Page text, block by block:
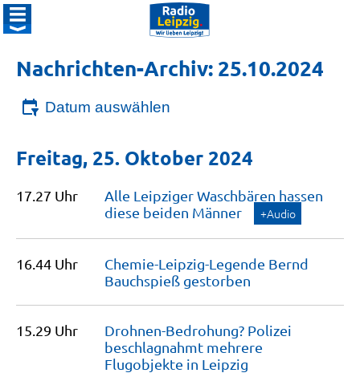
Nachrichten-Archiv: 25.10.2024
Datum auswählen
Freitag, 25. Oktober 2024
17.27 Uhr
Alle Leipziger Waschbären hassen
diese beiden Männer +Audio
16.44 Uhr
Chemie-Leipzig-Legende Bernd
Bauchspieß gestorben
15.29 Uhr
Drohnen-Bedrohung? Polizei
beschlagnahmt mehrere
Flugobjekte in Leipzig